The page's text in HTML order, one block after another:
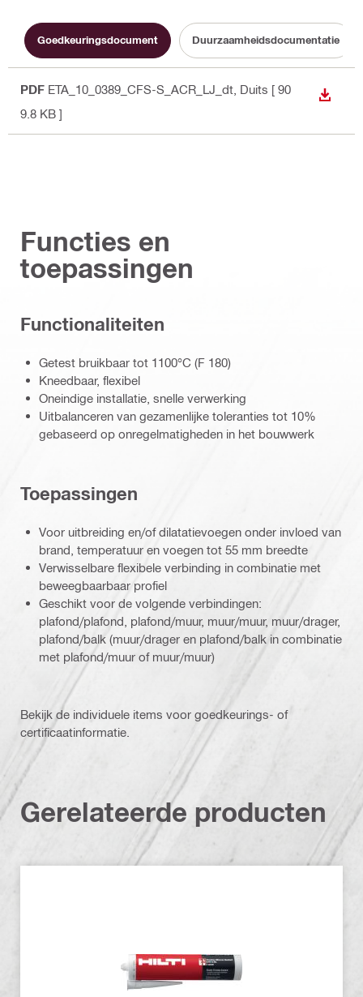
Goedkeuringsdocument Duurzaamheidsdocumentatie
PDF ETA_10_0389_CFS-S_ACR_LJ_dt , Duits [ 90
9.8 KB ]
Functies en
toepassingen
Functionaliteiten
Getest bruikbaar tot 1100°C (F 180)
Kneedbaar, flexibel
Oneindige installatie, snelle verwerking
Uitbalanceren van gezamenlijke toleranties tot 10%
gebaseerd op onregelmatigheden in het bouwwerk
Toepassingen
Voor uitbreiding en/of dilatatievoegen onder invloed van
brand, temperatuur en voegen tot 55 mm breedte
Verwisselbare flexibele verbinding in combinatie met
beweegbaarbaar profiel
Geschikt voor de volgende verbindingen:
plafond/plafond, plafond/muur, muur/muur, muur/drager,
plafond/balk (muur/drager en plafond/balk in combinatie
met plafond/muur of muur/muur)
Bekijk de individuele items voor goedkeurings- of
certificaatinformatie.
Gerelateerde producten